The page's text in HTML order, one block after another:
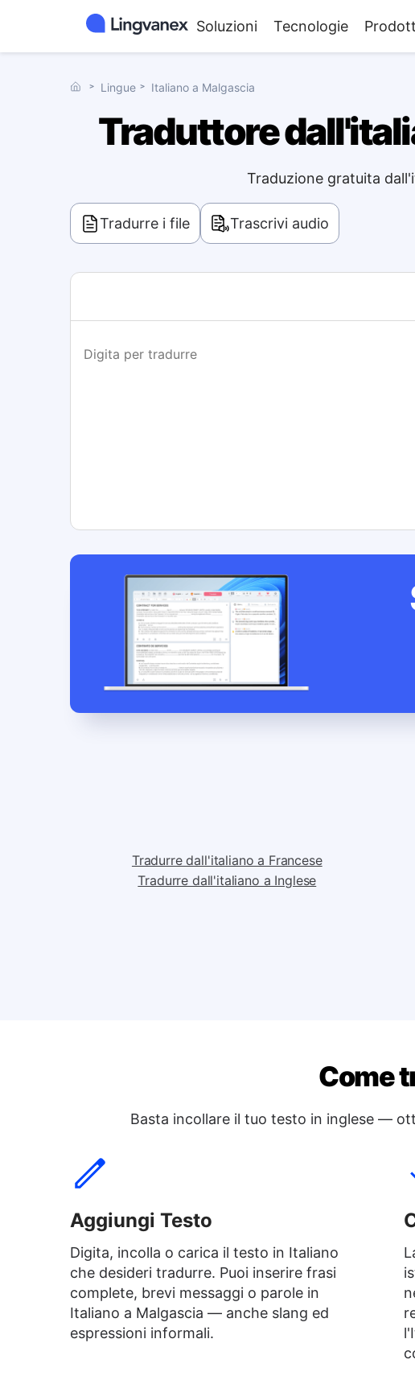
Soluzioni Tecnologie
˃ Lingue ˃ Italiano a Malgascia
Traduttore
Traduzione gratuita
Tradurre i file Trascrivi audio
Tradurre dall'italiano a Francese
Tradurre dall'italiano a Inglese
Come
Basta incollare il tuo testo in inglese —
Aggiungi Testo
Digita, incolla o carica il testo in Italiano
che desideri tradurre. Puoi inserire frasi
complete, brevi messaggi o parole in
Italiano a Malgascia — anche slang ed
espressioni informali.